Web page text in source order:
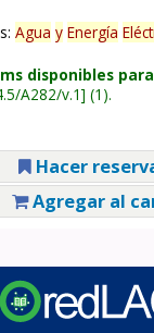
Agua y Energía
disponibles
A282/v.1 (1).
Hacer
Agregar al